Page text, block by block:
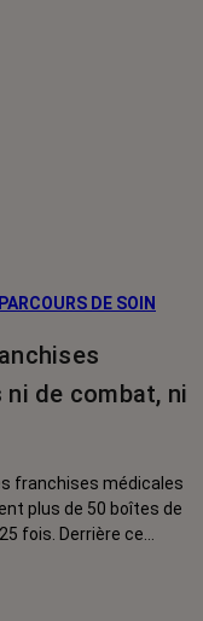
DE SOIN
de combat, ni
franchises médicales
plus de 50 boîtes de
fois. Derrière ce
par un cancer,